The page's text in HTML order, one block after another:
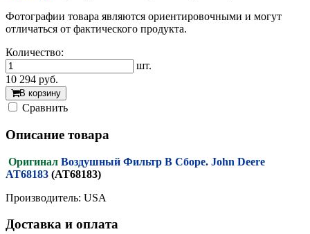
Фотографии товара являются ориентировочными и могут
отличаться от фактического продукта.
Количество:
шт.
10 294 руб.
В корзину
Cравнить
Описание товара
Оригинал Воздушный Фильтр В Сборе. John Deere
AT68183 (AT68183)
Производитель: USA
Доставка и оплата